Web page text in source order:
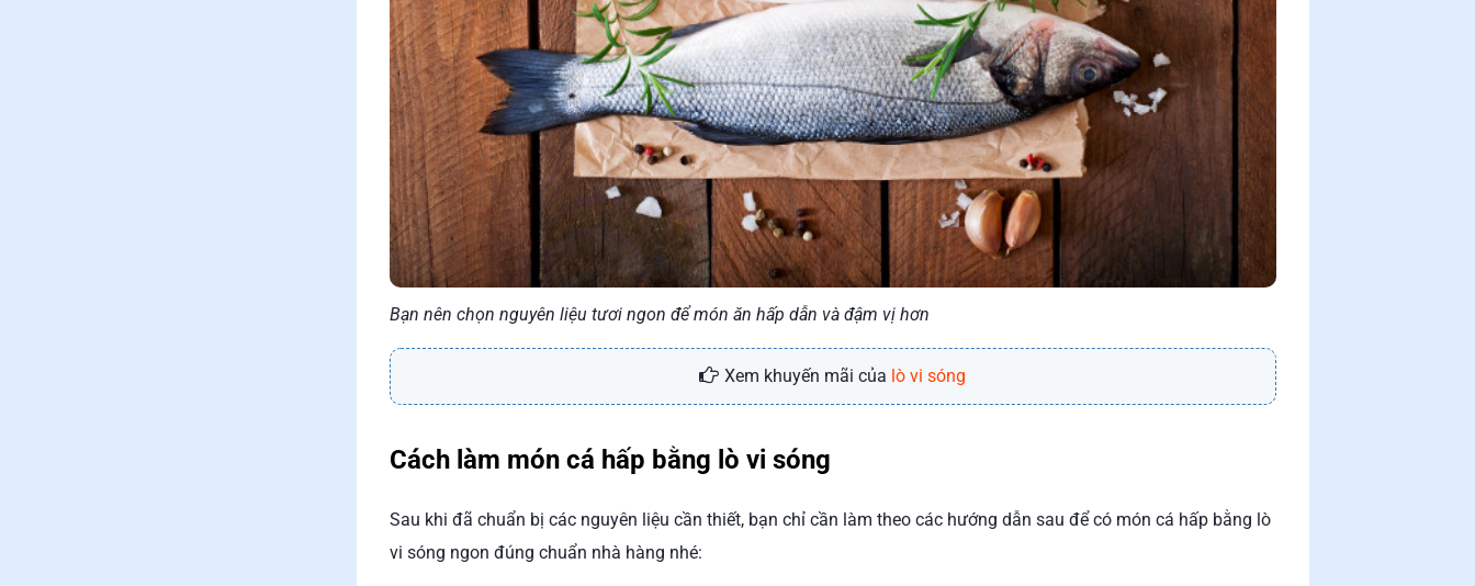
​Bạn nên chọn nguyên liệu tươi ngon để món ăn hấp dẫn và đậm vị hơn
Xem khuyến mãi của lò vi sóng
Cách làm món cá hấp bằng lò vi sóng
Sau khi đã chuẩn bị các nguyên liệu cần thiết, bạn chỉ cần làm theo các hướng dẫn sau để có món cá hấp bằng lò
vi sóng ngon đúng chuẩn nhà hàng nhé: